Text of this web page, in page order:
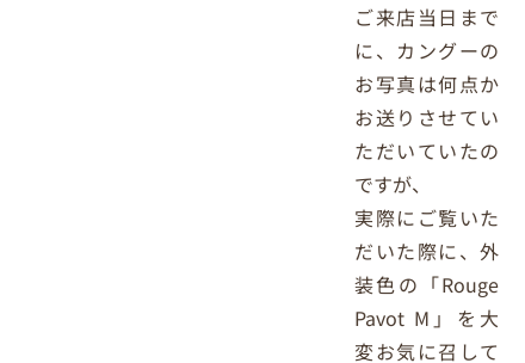
ご来店当日まで
に、カングーの
お写真は何点か
お送りさせてい
ただいていたの
ですが、
実際にご覧いた
だいた際に、外
装色の「Rouge
Pavot M」を大
変お気に召して